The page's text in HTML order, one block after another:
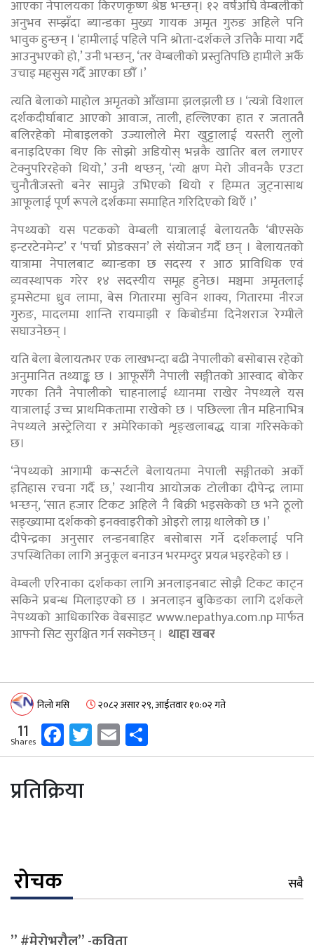
आएका नेपालयका किरणकृष्ण श्रेष्ठ भन्छन्। १२ वर्षअघि वेम्बलीको
अनुभव सम्झँदा ब्यान्डका मुख्य गायक अमृत गुरुङ अहिले पनि
भावुक हुन्छन् । ‘हामीलाई पहिले पनि श्रोता-दर्शकले उत्तिकै माया गर्दै
आउनुभएको हो,’ उनी भन्छन्, ‘तर वेम्बलीको प्रस्तुतिपछि हामीले अर्कै
उचाइ महसुस गर्दै आएका छौँ ।’
त्यति बेलाको माहोल अमृतको आँखामा झलझली छ । ‘त्यत्रो विशाल
दर्शकदीर्घाबाट आएको आवाज, ताली, हल्लिएका हात र जताततै
बलिरहेको मोबाइलको उज्यालोले मेरा खुट्टालाई यस्तरी लुलो
बनाइदिएका थिए कि सोझो अडियोस् भन्नकै खातिर बल लगाएर
टेक्नुपरिरहेको थियो,’ उनी थप्छन्, ‘त्यो क्षण मेरो जीवनकै एउटा
चुनौतीजस्तो बनेर सामुन्ने उभिएको थियो र हिम्मत जुट्नासाथ
आफूलाई पूर्ण रूपले दर्शकमा समाहित गरिदिएको थिएँ ।’
नेपथ्यको यस पटकको वेम्बली यात्रालाई बेलायतकै ‘बीएसके
इन्टरटेनमेन्ट’ र ‘पर्चा प्रोडक्सन’ ले संयोजन गर्दै छन् । बेलायतको
यात्रामा नेपालबाट ब्यान्डका छ सदस्य र आठ प्राविधिक एवं
व्यवस्थापक गरेर १४ सदस्यीय समूह हुनेछ। मञ्चमा अमृतलाई
ड्रमसेटमा ध्रुव लामा, बेस गितारमा सुविन शाक्य, गितारमा नीरज
गुरुङ, मादलमा शान्ति रायमाझी र किबोर्डमा दिनेशराज रेग्मीले
सघाउनेछन् ।
यति बेला बेलायतभर एक लाखभन्दा बढी नेपालीको बसोबास रहेको
अनुमानित तथ्याङ्क छ । आफूसँगै नेपाली सङ्गीतको आस्वाद बोकेर
गएका तिनै नेपालीको चाहनालाई ध्यानमा राखेर नेपथ्यले यस
यात्रालाई उच्च प्राथमिकतामा राखेको छ । पछिल्ला तीन महिनाभित्र
नेपथ्यले अस्ट्रेलिया र अमेरिकाको शृङ्खलाबद्ध यात्रा गरिसकेको
छ।
‘नेपथ्यको आगामी कन्सर्टले बेलायतमा नेपाली सङ्गीतको अर्को
इतिहास रचना गर्दै छ,’ स्थानीय आयोजक टोलीका दीपेन्द्र लामा
भन्छन्, ‘सात हजार टिकट अहिले नै बिक्री भइसकेको छ भने ठूलो
सङ्ख्यामा दर्शकको इनक्वाइरीको ओइरो लाग्न थालेको छ ।’
दीपेन्द्रका अनुसार लन्डनबाहिर बसोबास गर्ने दर्शकलाई पनि
उपस्थितिका लागि अनुकूल बनाउन भरमग्दुर प्रयत्न भइरहेको छ ।
वेम्बली एरिनाका दर्शकका लागि अनलाइनबाट सोझै टिकट काट्न
सकिने प्रबन्ध मिलाइएको छ । अनलाइन बुकिङका लागि दर्शकले
नेपथ्यको आधिकारिक वेबसाइट www.nepathya.com.np मार्फत
आफ्नो सिट सुरक्षित गर्न सक्नेछन् । थाहा खबर
निलो मसि २०८२ असार २९, आईतवार १०:०२ गते
11
Shares Facebook
Twitter
Email
प्रतिक्रिया
रोचक सबै